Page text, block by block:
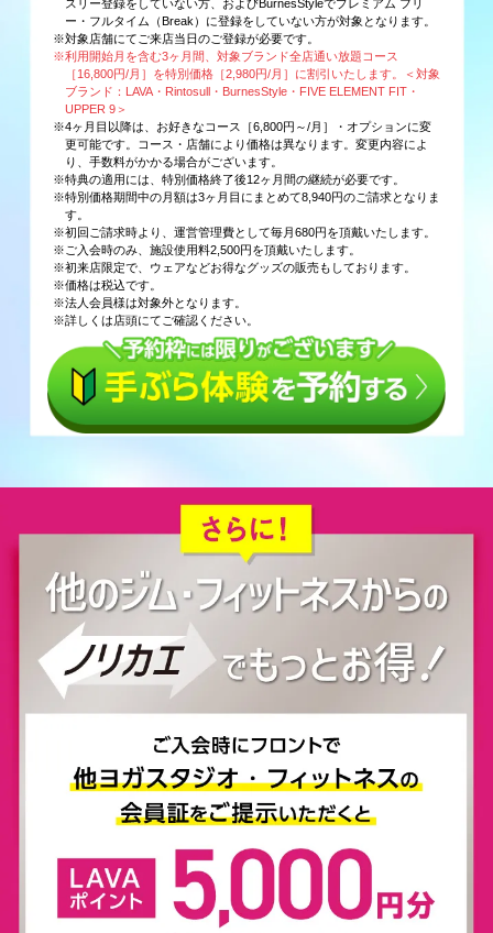
スリー登録をしていない方、およびBurnesStyleでプレミアム フリ
ー・フルタイム（Break）に登録をしていない方が対象となります。
※対象店舗にてご来店当日のご登録が必要です。
※利用開始月を含む3ヶ月間、対象ブランド全店通い放題コース
［16,800円/月］を特別価格［2,980円/月］に割引いたします。＜対象
ブランド：LAVA・Rintosull・BurnesStyle・FIVE ELEMENT FIT・
UPPER 9＞
※4ヶ月目以降は、お好きなコース［6,800円～/月］・オプションに変
更可能です。コース・店舗により価格は異なります。変更内容によ
り、手数料がかかる場合がございます。
※特典の適用には、特別価格終了後12ヶ月間の継続が必要です。
※特別価格期間中の月額は3ヶ月目にまとめて8,940円のご請求となりま
す。
※初回ご請求時より、運営管理費として毎月680円を頂戴いたします。
※ご入会時のみ、施設使用料2,500円を頂戴いたします。
※初来店限定で、ウェアなどお得なグッズの販売もしております。
※価格は税込です。
※法人会員様は対象外となります。
※詳しくは店頭にてご確認ください。